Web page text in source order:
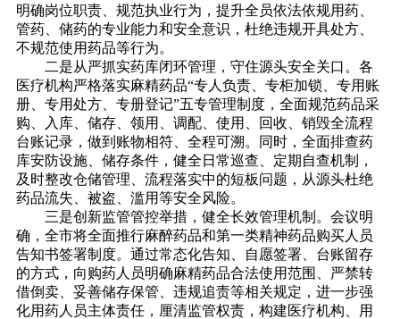
明确岗位职责、规范执业行为，提升全员依法依规用药、
管药、储药的专业能力和安全意识，杜绝违规开具处方、
不规范使用药品等行为。
二是从严抓实药库闭环管理，守住源头安全关口。各
医疗机构严格落实麻精药品“专人负责、专柜加锁、专用账
册、专用处方、专册登记”五专管理制度，全面规范药品采
购、入库、储存、领用、调配、使用、回收、销毁全流程
台账记录，做到账物相符、全程可溯。同时，全面排查药
库安防设施、储存条件，健全日常巡查、定期自查机制，
及时整改仓储管理、流程落实中的短板问题，从源头杜绝
药品流失、被盗、滥用等安全风险。
三是创新监管管控举措，健全长效管理机制。会议明
确，全市将全面推行麻醉药品和第一类精神药品购买人员
告知书签署制度。通过常态化告知、自愿签署、台账留存
的方式，向购药人员明确麻精药品合法使用范围、严禁转
借倒卖、妥善储存保管、违规追责等相关规定，进一步强
化用药人员主体责任，厘清监管权责，构建医疗机构、用